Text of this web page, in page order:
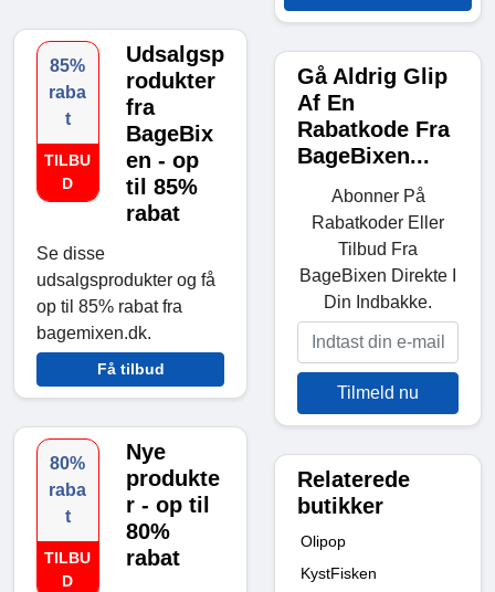
85%
raba
t
TILBU
D
Udsalgsp
rodukter
fra
BageBix
en - op
til 85%
rabat
Se disse
udsalgsprodukter og få
op til 85% rabat fra
bagemixen.dk.
Få tilbud
80%
raba
t
TILBU
D
Nye
produkte
r - op til
80%
rabat
Gå Aldrig Glip
Af En
Rabatkode Fra
BageBixen...
Abonner På
Rabatkoder Eller
Tilbud Fra
BageBixen Direkte I
Din Indbakke.
Tilmeld nu
Relaterede
butikker
Olipop
KystFisken